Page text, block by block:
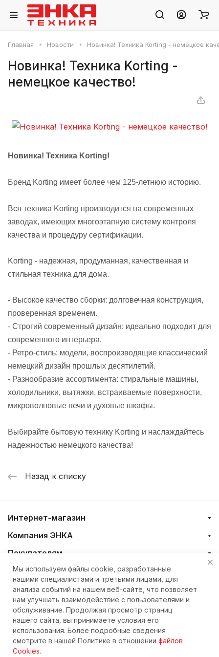
Главная Новости Новинка! Техника Korting - немецкое
Новинка! Техника Korting -
немецкое качество!
Новинка! Техника Korting!
Бренд Korting имеет более чем 125-летнюю историю.
Вся техника Korting производится на современных
заводах, имеющих многоэтапную систему контроля
качества и процедуру сертификации.
Korting - надежная, продуманная, качественная и
стильная техника для дома.
- Высокое качество сборки: долговечная конструкция,
проверенная временем.
- Строгий современный дизайн: идеально подходит для
современного интерьера.
- Ретро-стиль: модели, воспроизводящие классический
немецкий дизайн прошлых десятилетий.
- Разнообразие ассортимента: стиральные машины,
холодильники, вытяжки, встраиваемые поверхности,
микроволновые печи и духовые шкафы.
Выбирайте бытовую технику Korting и наслаждайтесь
надежностью немецкого качества!
Назад к списку
Интернет-магазин
Компания ЭНКА
Покупателям
+7 (4212) 23-33-33
eshop@nkteh.ru
© 2026 Интернет-магазин ЭНКА техника
Мы используем файлы cookie, разработанные
нашими специалистами и третьими лицами, для
анализа событий на нашем веб-сайте, что позволяет
нам улучшать взаимодействие с пользователями и
обслуживание. Продолжая просмотр страниц
нашего сайта, вы принимаете условия его
использования. Более подробные сведения
смотрите в нашей Политике в отношении файлов
Cookies.